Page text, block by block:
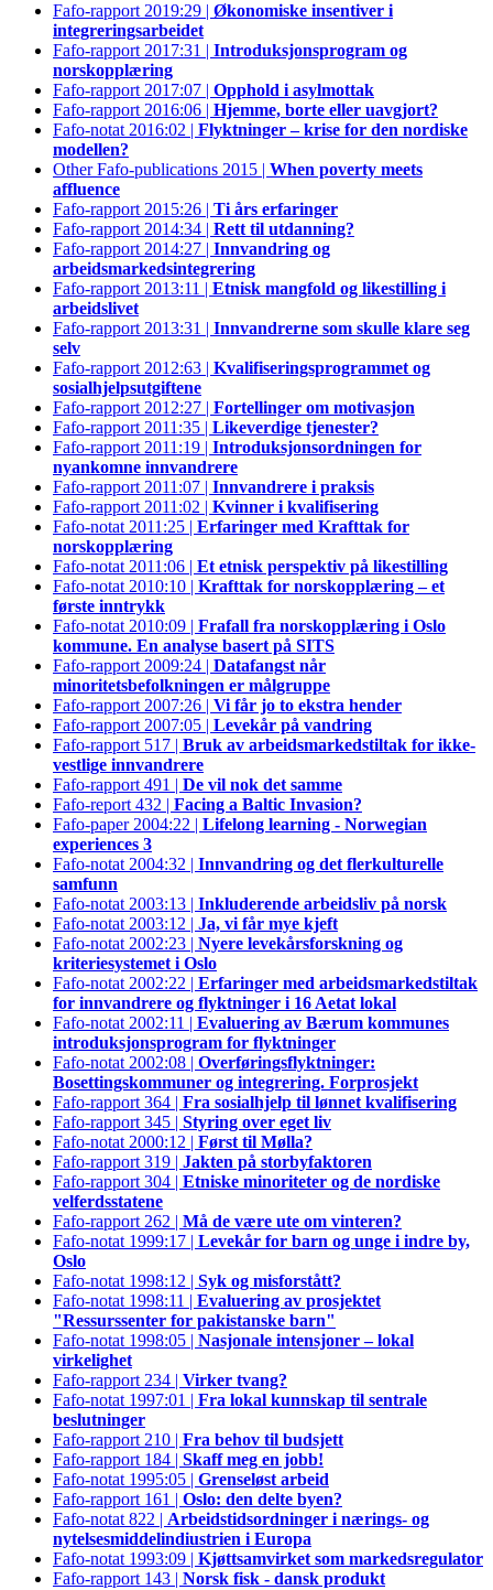
Fafo-rapport 2019:29 | Økonomiske insentiver i
integreringsarbeidet
Fafo-rapport 2017:31 | Introduksjonsprogram og
norskopplæring
Fafo-rapport 2017:07 | Opphold i asylmottak
Fafo-rapport 2016:06 | Hjemme, borte eller uavgjort?
Fafo-notat 2016:02 | Flyktninger – krise for den nordiske
modellen?
Other Fafo-publications 2015 | When poverty meets
affluence
Fafo-rapport 2015:26 | Ti års erfaringer
Fafo-rapport 2014:34 | Rett til utdanning?
Fafo-rapport 2014:27 | Innvandring og
arbeidsmarkedsintegrering
Fafo-rapport 2013:11 | Etnisk mangfold og likestilling i
arbeidslivet
Fafo-rapport 2013:31 | Innvandrerne som skulle klare seg
selv
Fafo-rapport 2012:63 | Kvalifiseringsprogrammet og
sosialhjelpsutgiftene
Fafo-rapport 2012:27 | Fortellinger om motivasjon
Fafo-rapport 2011:35 | Likeverdige tjenester?
Fafo-rapport 2011:19 | Introduksjonsordningen for
nyankomne innvandrere
Fafo-rapport 2011:07 | Innvandrere i praksis
Fafo-rapport 2011:02 | Kvinner i kvalifisering
Fafo-notat 2011:25 | Erfaringer med Krafttak for
norskopplæring
Fafo-notat 2011:06 | Et etnisk perspektiv på likestilling
Fafo-notat 2010:10 | Krafttak for norskopplæring – et
første inntrykk
Fafo-notat 2010:09 | Frafall fra norskopplæring i Oslo
kommune. En analyse basert på SITS
Fafo-rapport 2009:24 | Datafangst når
minoritetsbefolkningen er målgruppe
Fafo-rapport 2007:26 | Vi får jo to ekstra hender
Fafo-rapport 2007:05 | Levekår på vandring
Fafo-rapport 517 | Bruk av arbeidsmarkedstiltak for ikke-
vestlige innvandrere
Fafo-rapport 491 | De vil nok det samme
Fafo-report 432 | Facing a Baltic Invasion?
Fafo-paper 2004:22 | Lifelong learning - Norwegian
experiences 3
Fafo-notat 2004:32 | Innvandring og det flerkulturelle
samfunn
Fafo-notat 2003:13 | Inkluderende arbeidsliv på norsk
Fafo-notat 2003:12 | Ja, vi får mye kjeft
Fafo-notat 2002:23 | Nyere levekårsforskning og
kriteriesystemet i Oslo
Fafo-notat 2002:22 | Erfaringer med arbeidsmarkedstiltak
for innvandrere og flyktninger i 16 Aetat lokal
Fafo-notat 2002:11 | Evaluering av Bærum kommunes
introduksjonsprogram for flyktninger
Fafo-notat 2002:08 | Overføringsflyktninger:
Bosettingskommuner og integrering. Forprosjekt
Fafo-rapport 364 | Fra sosialhjelp til lønnet kvalifisering
Fafo-rapport 345 | Styring over eget liv
Fafo-notat 2000:12 | Først til Mølla?
Fafo-rapport 319 | Jakten på storbyfaktoren
Fafo-rapport 304 | Etniske minoriteter og de nordiske
velferdsstatene
Fafo-rapport 262 | Må de være ute om vinteren?
Fafo-notat 1999:17 | Levekår for barn og unge i indre by,
Oslo
Fafo-notat 1998:12 | Syk og misforstått?
Fafo-notat 1998:11 | Evaluering av prosjektet
"Ressurssenter for pakistanske barn"
Fafo-notat 1998:05 | Nasjonale intensjoner – lokal
virkelighet
Fafo-rapport 234 | Virker tvang?
Fafo-notat 1997:01 | Fra lokal kunnskap til sentrale
beslutninger
Fafo-rapport 210 | Fra behov til budsjett
Fafo-rapport 184 | Skaff meg en jobb!
Fafo-notat 1995:05 | Grenseløst arbeid
Fafo-rapport 161 | Oslo: den delte byen?
Fafo-notat 822 | Arbeidstidsordninger i nærings- og
nytelsesmiddelindiustrien i Europa
Fafo-notat 1993:09 | Kjøttsamvirket som markedsregulator
Fafo-rapport 143 | Norsk fisk - dansk produkt